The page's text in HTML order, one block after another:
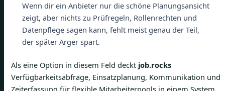
Wenn dir ein Anbieter nur die schöne Planungsansicht
zeigt, aber nichts zu Prüfregeln, Rollenrechten und
Datenpflege sagen kann, fehlt meist genau der Teil,
der später Ärger spart.
Als eine Option in diesem Feld deckt job.rocks
Verfügbarkeitsabfrage, Einsatzplanung, Kommunikation und